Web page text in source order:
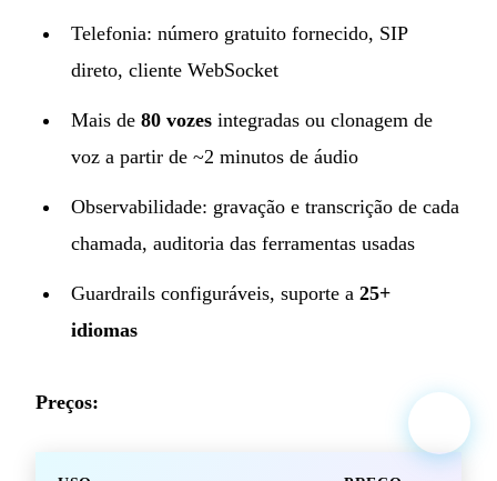
Telefonia: número gratuito fornecido, SIP
direto, cliente WebSocket
Mais de 80 vozes integradas ou clonagem de
voz a partir de ~2 minutos de áudio
Observabilidade: gravação e transcrição de cada
chamada, auditoria das ferramentas usadas
Guardrails configuráveis, suporte a 25+
idiomas
Preços: